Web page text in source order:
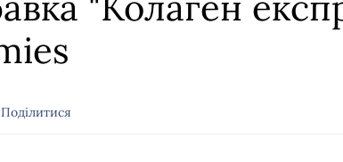
Поділитися